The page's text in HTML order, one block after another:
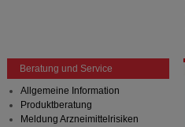
Beratung und Service
Allgemeine Information
Produktberatung
Meldung Arzneimittelrisiken